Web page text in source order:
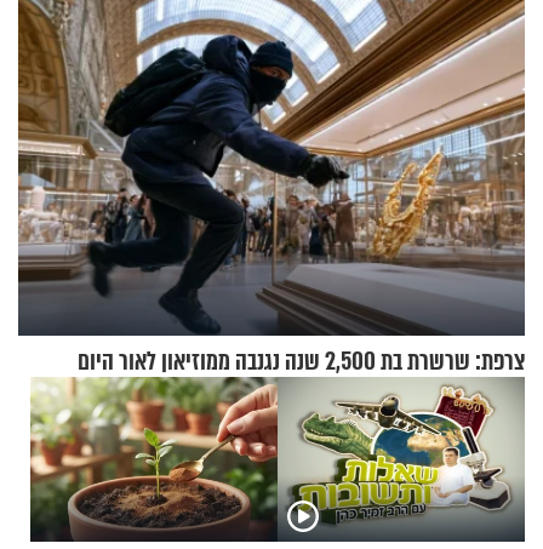
צרפת: שרשרת בת 2,500 שנה נגנבה ממוזיאון לאור היום